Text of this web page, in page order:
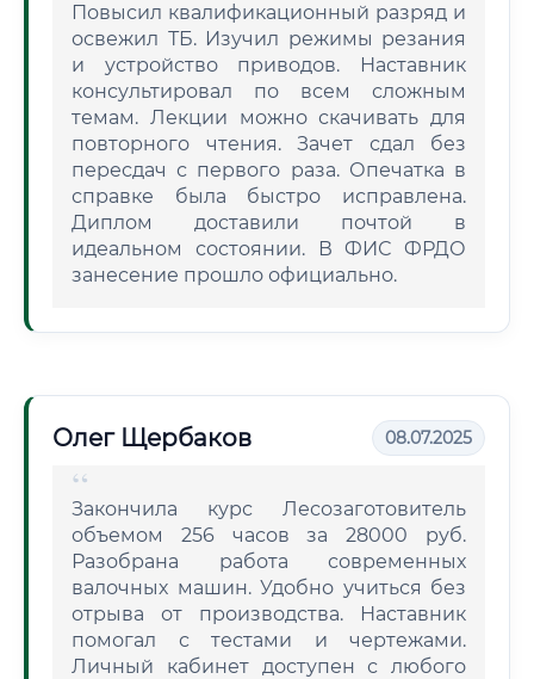
Повысил квалификационный разряд и
освежил ТБ. Изучил режимы резания
и устройство приводов. Наставник
консультировал по всем сложным
темам. Лекции можно скачивать для
повторного чтения. Зачет сдал без
пересдач с первого раза. Опечатка в
справке была быстро исправлена.
Диплом доставили почтой в
идеальном состоянии. В ФИС ФРДО
занесение прошло официально.
Олег Щербаков 08.07.2025
Закончила курс Лесозаготовитель
объемом 256 часов за 28000 руб.
Разобрана работа современных
валочных машин. Удобно учиться без
отрыва от производства. Наставник
помогал с тестами и чертежами.
Личный кабинет доступен с любого